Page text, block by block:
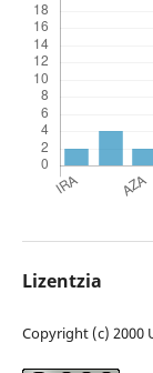
Lizentzia
Copyright (c) 2000